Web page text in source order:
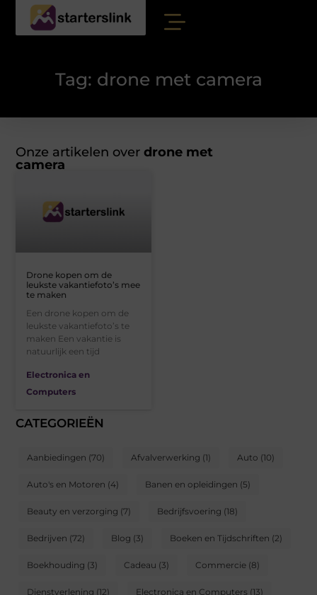
Tag: drone met camera
Onze artikelen overdrone met
camera
Drone kopen om de
leukste vakantiefoto’s mee
te maken
Een drone kopen om de
leukste vakantiefoto’s te
maken Een vakantie is
natuurlijk een tijd
Electronica en
Computers
CATEGORIEËN
Aanbiedingen (70) Afvalverwerking (1) Auto (10)
Auto's en Motoren (4) Banen en opleidingen (5)
Beauty en verzorging (7) Bedrijfsvoering (18)
Bedrijven (72) Blog (3) Boeken en Tijdschriften (2)
Boekhouding (3) Cadeau (3) Commercie (8)
Dienstverlening (12) Electronica en Computers (13)